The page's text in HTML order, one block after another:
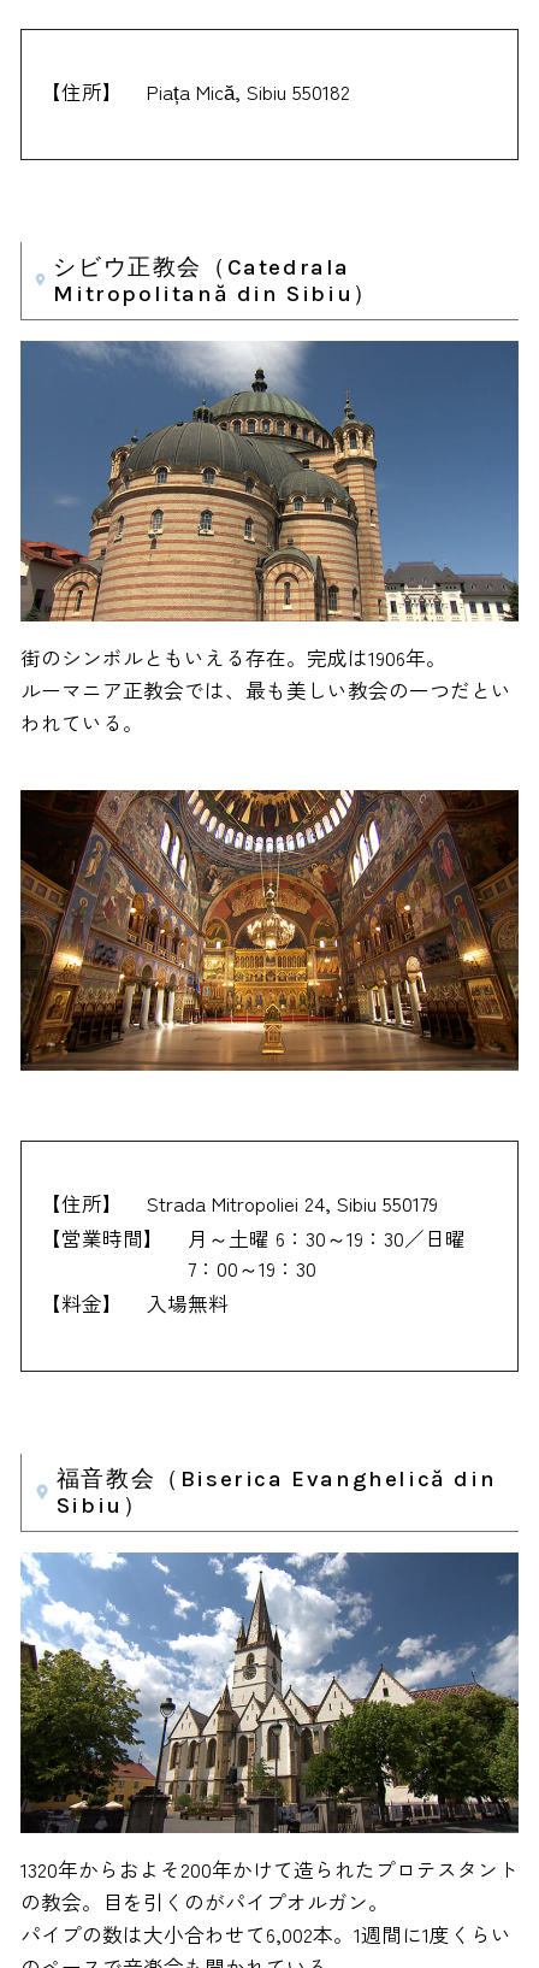
【住所】 Piața Mică, Sibiu 550182
シビウ正教会（Catedrala
Mitropolitană din Sibiu）
街のシンボルともいえる存在。完成は1906年。
ルーマニア正教会では、最も美しい教会の一つだとい
われている。
【住所】
Strada Mitropoliei 24, Sibiu 550179
【営業時間】
月～土曜 6：30～19：30／日曜
7：00～19：30
【料金】
入場無料
福音教会（Biserica Evanghelică din
Sibiu）
1320年からおよそ200年かけて造られたプロテスタント
の教会。目を引くのがパイプオルガン。
パイプの数は大小合わせて6,002本。1週間に1度くらい